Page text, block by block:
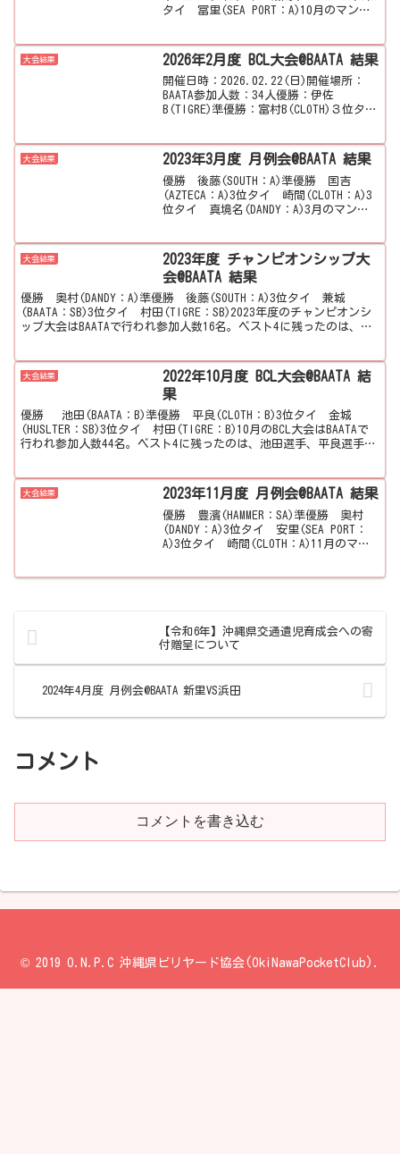
タイ 冨里(SEA PORT：A)10月のマンス
手、城間選手、冨里選...
大会結果 2026年2月度 BCL大会@BAATA 結果
開催日時：2026.02.22(日)開催場所：
BAATA参加人数：34人優勝：伊佐
B(TIGRE)準優勝：富村B(CLOTH)３位タ
城SB(BAA...
大会結果 2023年3月度 月例会@BAATA 結果
優勝 後藤(SOUTH：A)準優勝 国吉
(AZTECA：A)3位タイ 崎間(CLOTH：A)3
位タイ 真境名(DANDY：A)3月のマンス
手、崎間選手、真境名選手...
大会結果
2023年度 チャンピオンシップ大
会@BAATA 結果
優勝 奥村(DANDY：A)準優勝 後藤(SOUTH：A)3位タイ 兼城
(BAATA：SB)3位タイ 村田(TIGRE：SB)2023年度のチャンピオンシ
ップ大会はBAATAで行われ参加人数16名。ベスト4に残ったのは、奥
大会結果
2022年10月度 BCL大会@BAATA 結
果
優勝 池田(BAATA：B)準優勝 平良(CLOTH：B)3位タイ 金城
(HUSLTER：SB)3位タイ 村田(TIGRE：B)10月のBCL大会はBAATAで
行われ参加人数44名。ベスト4に残ったのは、池田選手、平良選手、
大会結果 2023年11月度 月例会@BAATA 結果
優勝 豊濱(HAMMER：SA)準優勝 奥村
(DANDY：A)3位タイ 安里(SEA PORT：
A)3位タイ 崎間(CLOTH：A)11月のマン
【令和6年】沖縄県交通遺児育成会への寄
付贈呈について
2024年4月度 月例会@BAATA 新里VS浜田
コメント
コメントを書き込む
© 2019 O.N.P.C 沖縄県ビリヤード協会(OkiNawaPocketClub).